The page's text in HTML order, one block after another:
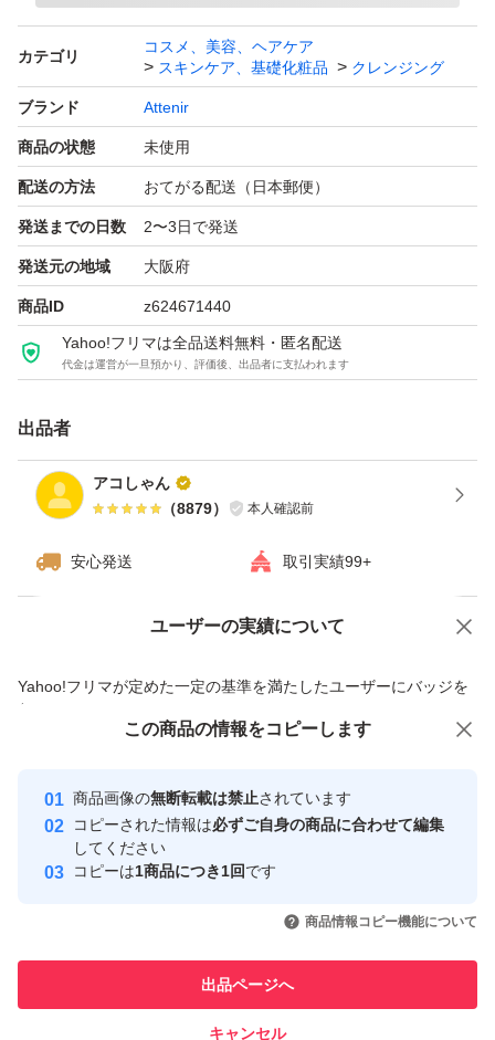
カテゴリ
コスメ、美容、ヘアケア
スキンケア、基礎化粧品
クレンジング
ブランド Attenir
商品の状態 未使用
配送の方法 おてがる配送（日本郵便）
発送までの日数 2〜3日で発送
発送元の地域 大阪府
商品ID z624671440
Yahoo!フリマは全品送料無料・匿名配送
代金は運営が一旦預かり、評価後、出品者に支払われます
出品者
アコしゃん
（8879） 本人確認前
安心発送 取引実績99+
ユーザーの実績について
Yahoo!フリマが定めた一定の基準を満たしたユーザーにバッジを
付与しています
安心取引出品者
心・安全なユーザーです
取引実績
引を完了させた実績があります
での取引実績があります
価格の相談 商品への質問
この商品の情報をコピーします
商品画像の無断転載は禁止されています
コピーされた情報は必ずご自身の商品に合わせて編集
してください
コピーは1商品につき1回です
商品情報コピー機能について
出品ページへ
キャンセル
この商品をみている人にオススメ